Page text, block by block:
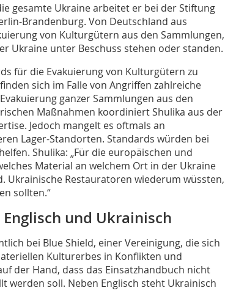
gesamte Ukraine arbeitet er bei der Stiftung
Brandenburg. Von Deutschland aus
von Kulturgütern aus den Sammlungen,
Ukraine unter Beschuss stehen oder standen.
für die Evakuierung von Kulturgütern zu
sich im Falle von Angriffen zahlreiche
ganzer Sammlungen aus den
Maßnahmen koordiniert Shulika aus der
Jedoch mangelt es oftmals an
Lager-Standorten. Standards würden bei
Shulika: „Für die europäischen und
Material an welchem Ort in der Ukraine
Restauratoren wiederum wüssten,
sollten.“
und Ukrainisch
bei Blue Shield, einer Vereinigung, die sich
Kulturerbes in Konflikten und
der Hand, dass das Einsatzhandbuch nicht
werden soll. Neben Englisch steht Ukrainisch